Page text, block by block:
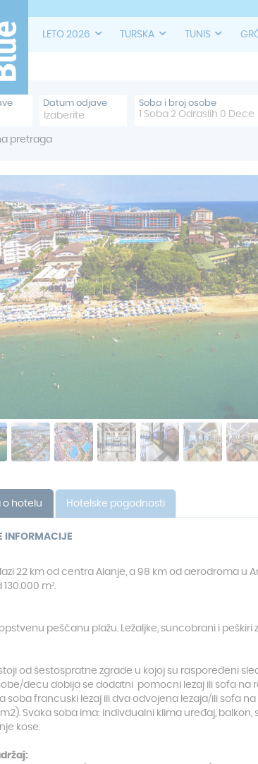
LETO 2026 TURSKA TUNIS
Datum odjave Soba i broj osobe
Soba 2 Odraslih 0 Dece
pretraga
o hotelu Hotelske pogodnosti
INFORMACIJE
22 km od centra Alanje, a 98 km od aerodroma u
m².
peščanu plažu. Ležaljke, suncobrani i
od šestospratne zgrade u kojoj su raspoređeni
decu dobija se dodatni pomocni lezaj ili sofa na
soba francuski lezaj ili dva odvojena lezaja/ili sofa
m2). Svaka soba ima: indivdualni klima uređaj,
kose.